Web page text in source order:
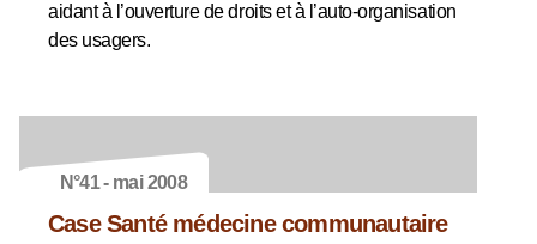
aidant à l’ouverture de droits et à l’auto-organisation
des usagers.
N°41 - mai 2008
Case Santé médecine communautaire